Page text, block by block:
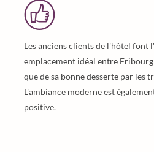
Les anciens clients de l'hôtel font
emplacement idéal entre
que de sa bonne desserte par les
L'ambiance moderne est
positive.